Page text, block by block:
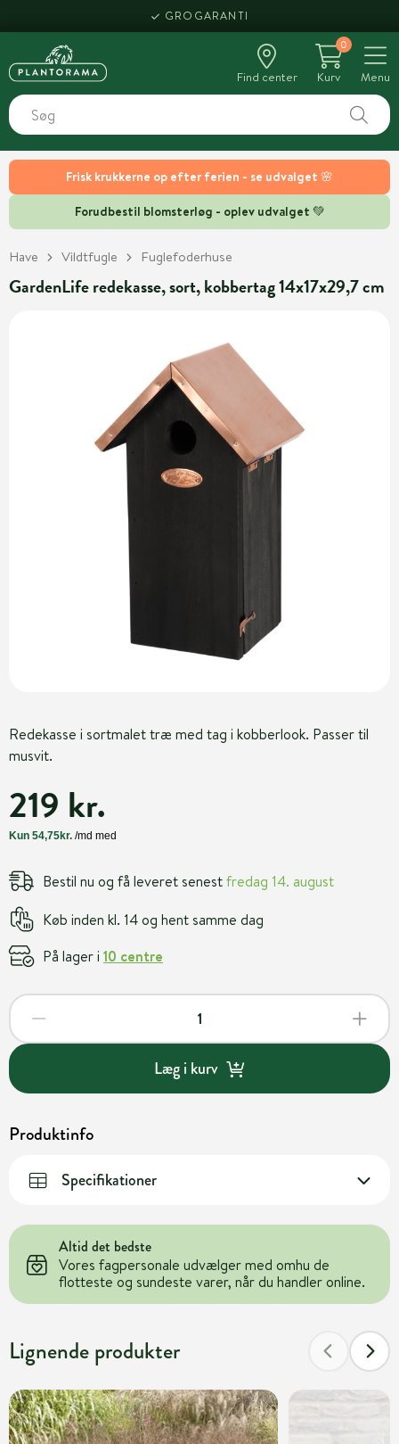
Frisk krukkerne op efter ferien - se udvalget 🌸
Forudbestil blomsterløg - oplev udvalget 💚
GROGARANTI
Find center
0
Kurv
Menu
Have Vildtfugle Fuglefoderhuse
GardenLife redekasse, sort, kobbertag 14x17x29,7 cm
Redekasse i sortmalet træ med tag i kobberlook. Passer til
musvit.
219 kr.
Bestil nu og få leveret senestfredag 14. august
Køb inden kl. 14 og hent samme dag
På lager i 10 centre
Læg i kurv
Produktinfo
Specifikationer
Altid det bedste
Vores fagpersonale udvælger med omhu de
flotteste og sundeste varer, når du handler online.
Lignende produkter